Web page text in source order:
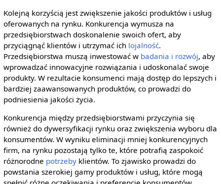
Kolejną korzyścią jest zwiększenie jakości produktów i usług
oferowanych na rynku. Konkurencja wymusza na
przedsiębiorstwach doskonalenie swoich ofert, aby
przyciągnąć klientów i utrzymać ich lojalność.
Przedsiębiorstwa muszą inwestować w badania i rozwój, aby
wprowadzać innowacyjne rozwiązania i udoskonalać swoje
produkty. W rezultacie konsumenci mają dostęp do lepszych i
bardziej zaawansowanych produktów, co prowadzi do
podniesienia jakości życia.
Konkurencja między przedsiębiorstwami przyczynia się
również do dywersyfikacji rynku oraz zwiększenia wyboru dla
konsumentów. W wyniku eliminacji mniej konkurencyjnych
firm, na rynku pozostają tylko te, które potrafią zaspokoić
różnorodne potrzebyklientów. To zjawisko prowadzi do
powstania szerokiej gamy produktów i usług, które mogą